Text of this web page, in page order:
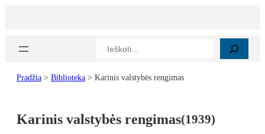
Paieška
Pradžia > Biblioteka > Karinis valstybės rengimas
Karinis valstybės rengimas(1939)